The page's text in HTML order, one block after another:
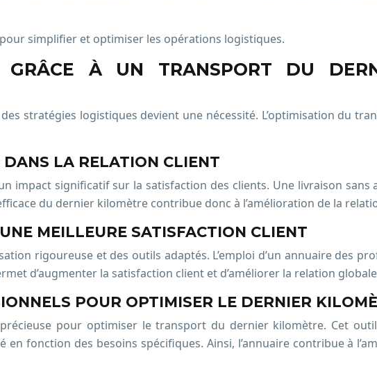
simplifier et optimiser les opérations logistiques.
À UN TRANSPORT DU
stratégies logistiques devient une nécessité. L’optimisation du
LA RELATION CLIENT
impact significatif sur la satisfaction des clients. Une livraison sans
du dernier kilomètre contribue donc à l’amélioration de la
MEILLEURE SATISFACTION CLIENT
rigoureuse et des outils adaptés. L’emploi d’un annuaire des
d’augmenter la satisfaction client et d’améliorer la relation
POUR OPTIMISER LE DERNIER
pour optimiser le transport du dernier kilomètre. Cet
fonction des besoins spécifiques. Ainsi, l’annuaire contribue à